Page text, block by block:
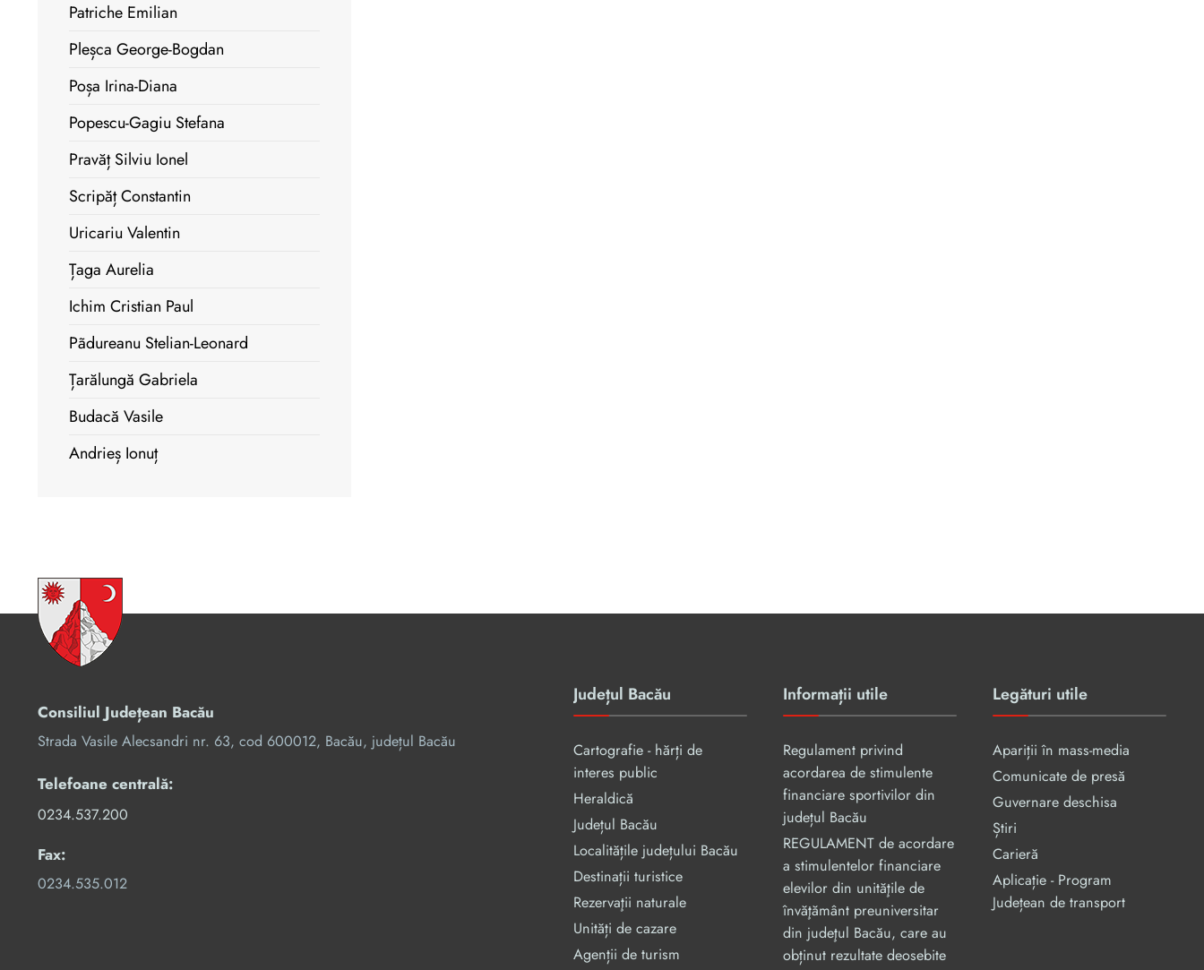
Patriche Emilian
Pleșca George-Bogdan
Poșa Irina-Diana
Popescu-Gagiu Stefana
Pravăț Silviu Ionel
Scripăț Constantin
Uricariu Valentin
Țaga Aurelia
Ichim Cristian Paul
Pãdureanu Stelian-Leonard
Țarălungă Gabriela
Budacă Vasile
Andrieș Ionuț
Consiliul Județean Bacău
Strada Vasile Alecsandri nr. 63, cod 600012, Bacău, județul Bacău
Telefoane centrală:
0234.537.200
Fax:
0234.535.012
Județul Bacău
Cartografie - hărți de
interes public
Heraldică
Județul Bacău
Localitățile județului Bacău
Destinații turistice
Rezervaţii naturale
Unități de cazare
Agenții de turism
Informații utile
Regulament privind
acordarea de stimulente
financiare sportivilor din
județul Bacău
REGULAMENT de acordare
a stimulentelor financiare
elevilor din unităţile de
învăţământ preuniversitar
din judeţul Bacău, care au
obținut rezultate deosebite
Legături utile
Apariții în mass-media
Comunicate de presă
Guvernare deschisa
Știri
Carieră
Aplicație - Program
Județean de transport